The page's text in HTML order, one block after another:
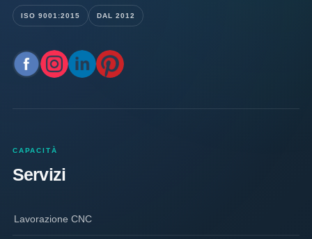
ISO 9001:2015 DAL 2012
CAPACITÀ
Servizi
Lavorazione CNC